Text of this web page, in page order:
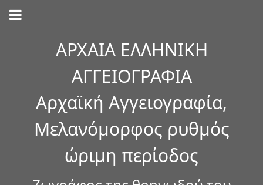
ΑΡΧΑΙΑ ΕΛΛΗΝΙΚΗ
ΑΓΓΕΙΟΓΡΑΦΙΑ
Αρχαϊκή Αγγειογραφία,
Μελανόμορφος ρυθμός
ώριμη περίοδος